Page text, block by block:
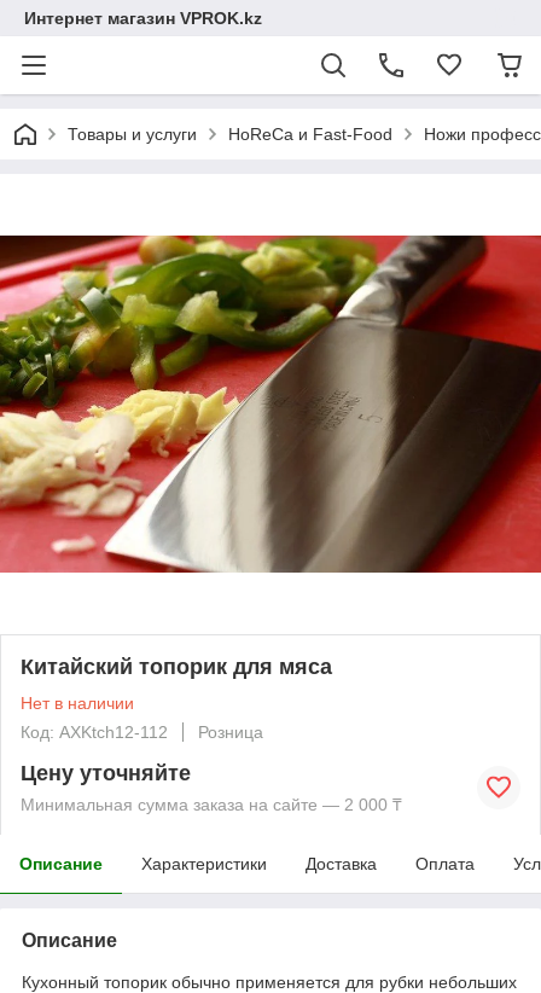
Интернет магазин VPROK.kz
Товары и услуги HoReCa и Fast-Food Ножи
Китайский топорик для мяса
Нет в наличии
Код: AXKtch12-112
Розница
Цену уточняйте
Минимальная сумма заказа на сайте — 2 000 ₸
Описание Характеристики Доставка Оплата
Описание
Кухонный топорик обычно применяется для рубки небольших